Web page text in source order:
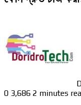
0 3,686 2 minutes